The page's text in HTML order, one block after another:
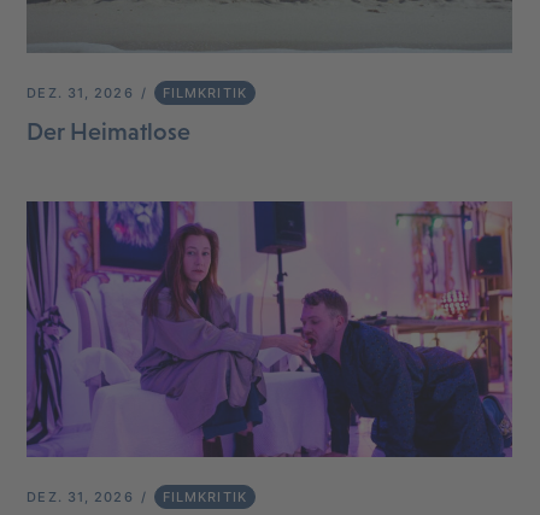
DEZ. 31, 2026 FILMKRITIK
Der Heimatlose
DEZ. 31, 2026 FILMKRITIK